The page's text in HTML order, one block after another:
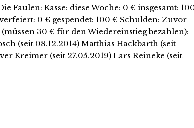
Faulen: Kasse: diese Woche: 0 € insgesamt:
0 € gespendet: 100 € Schulden: Zuvor
(müssen 30 € für den Wiedereinstieg bezahlen):
(seit 08.12.2014) Matthias Hackbarth (seit
Kreimer (seit 27.05.2019) Lars Reineke (seit